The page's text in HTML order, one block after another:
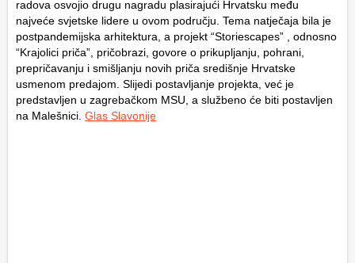
radova osvojio drugu nagradu plasirajući Hrvatsku među
najveće svjetske lidere u ovom području. Tema natječaja bila je
postpandemijska arhitektura, a projekt “Storiescapes” , odnosno
“Krajolici priča”, pričobrazi, govore o prikupljanju, pohrani,
prepričavanju i smišljanju novih priča središnje Hrvatske
usmenom predajom. Slijedi postavljanje projekta, već je
predstavljen u zagrebačkom MSU, a službeno će biti postavljen
na Malešnici. Glas Slavonije